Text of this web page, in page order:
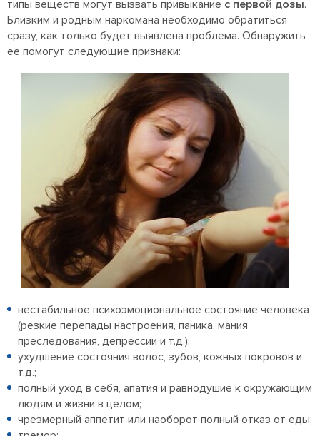
типы веществ могут вызвать привыкание с первой дозы.
Близким и родным наркомана необходимо обратиться
сразу, как только будет выявлена проблема. Обнаружить
ее помогут следующие признаки:
нестабильное психоэмоциональное состояние человека
(резкие перепады настроения, паника, мания
преследования, депрессии и т.д.);
ухудшение состояния волос, зубов, кожных покровов и
т.д.;
полный уход в себя, апатия и равнодушие к окружающим
людям и жизни в целом;
чрезмерный аппетит или наоборот полный отказ от еды;